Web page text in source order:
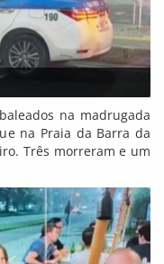
na madrugada
na Praia da Barra da
Três morreram e um